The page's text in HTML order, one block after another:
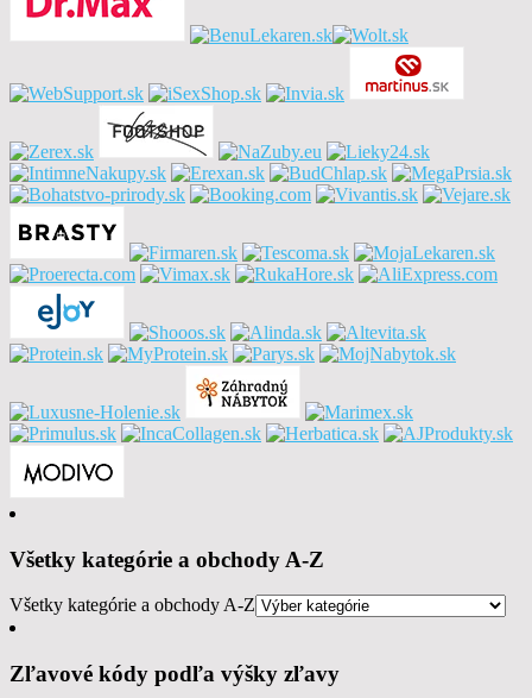
Všetky kategórie a obchody A-Z
Všetky kategórie a obchody A-Z
Zľavové kódy podľa výšky zľavy